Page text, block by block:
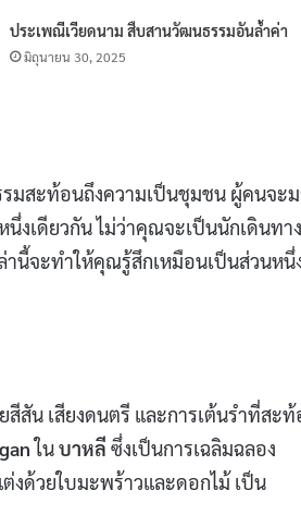
ประเพณีเวียดนาม สืบสานวัฒนธรรมอันล้ำค่า
มิถุนายน 30, 2025
มสะท้อนถึงความเป็นชุมชน ผู้คนจะ
งเดียวกัน ไม่ว่าคุณจะเป็นนักเดินทา
านี้จะทำให้คุณรู้สึกเหมือนเป็นส่วนหนึ่
สัน เสียงดนตรี และการเต้นรำที่สะ
ในบาหลี ซึ่งเป็นการเฉลิมฉลอง
ต่งด้วยใบมะพร้าวและดอกไม้ เป็น